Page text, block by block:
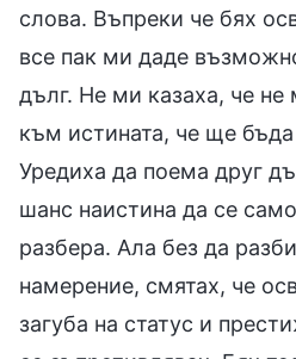
слова. Въпреки че бях
все пак ми даде
дълг. Не ми казаха, че не
към истината, че ще бъда
Уредиха да поема друг
шанс наистина да се
разбера. Ала без да
намерение, смятах, че
загуба на статус и